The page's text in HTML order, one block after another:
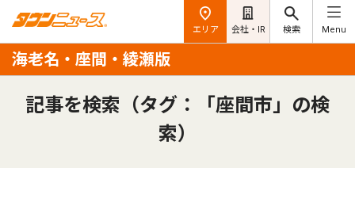
エリア 会社・IR 検索 Menu
海老名・座間・綾瀬版
記事を検索（タグ：「座間市」の検
索）